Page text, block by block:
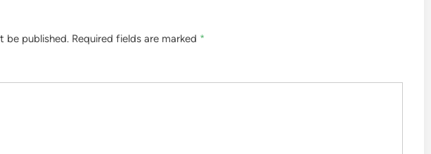
be published. Required fields are marked *